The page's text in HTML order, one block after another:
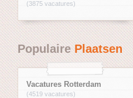
(3875 vacatures)
PopulairePlaatsen
Vacatures Rotterdam
(4519 vacatures)